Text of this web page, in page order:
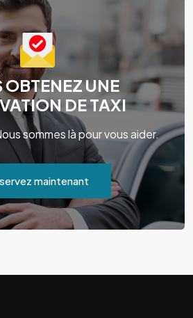
OBTENEZ UNE
DE TAXI
sommes là pour vous aider.
maintenant